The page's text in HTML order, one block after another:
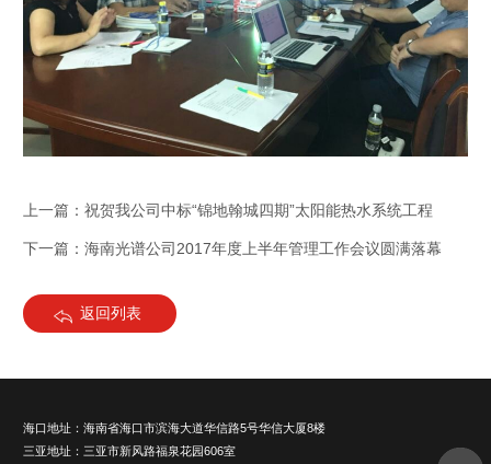
上一篇：祝贺我公司中标“锦地翰城四期”太阳能热水系统工程
下一篇：海南光谱公司2017年度上半年管理工作会议圆满落幕
返回列表
海口地址：海南省海口市滨海大道华信路5号华信大厦8楼
三亚地址：三亚市新风路福泉花园606室